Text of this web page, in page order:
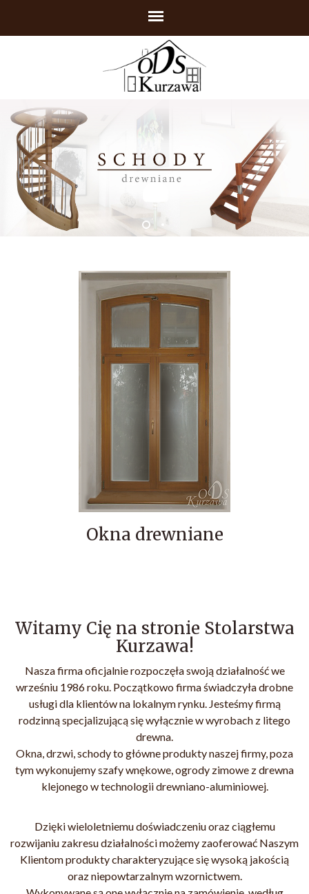
Okna drewniane
Okna drewniane są ozdobą każdego domu i nieodzownym
Okna drewniane
Witamy Cię na stronie Stolarstwa
Kurzawa!
Nasza firma oficjalnie rozpoczęła swoją działalność we
wrześniu 1986 roku. Początkowo firma świadczyła drobne
usługi dla klientów na lokalnym rynku. Jesteśmy firmą
rodzinną specjalizującą się wyłącznie w wyrobach z litego
drewna.
Okna, drzwi, schody to główne produkty naszej firmy, poza
tym wykonujemy szafy wnękowe, ogrody zimowe z drewna
klejonego w technologii drewniano-aluminiowej.
Dzięki wieloletniemu doświadczeniu oraz ciągłemu
rozwijaniu zakresu działalności możemy zaoferować Naszym
Klientom produkty charakteryzujące się wysoką jakością
oraz niepowtarzalnym wzornictwem.